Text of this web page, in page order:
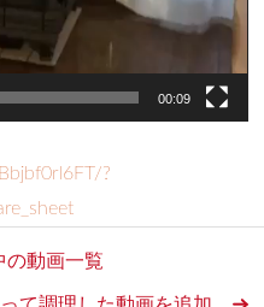
00:09
?
の動画一覧